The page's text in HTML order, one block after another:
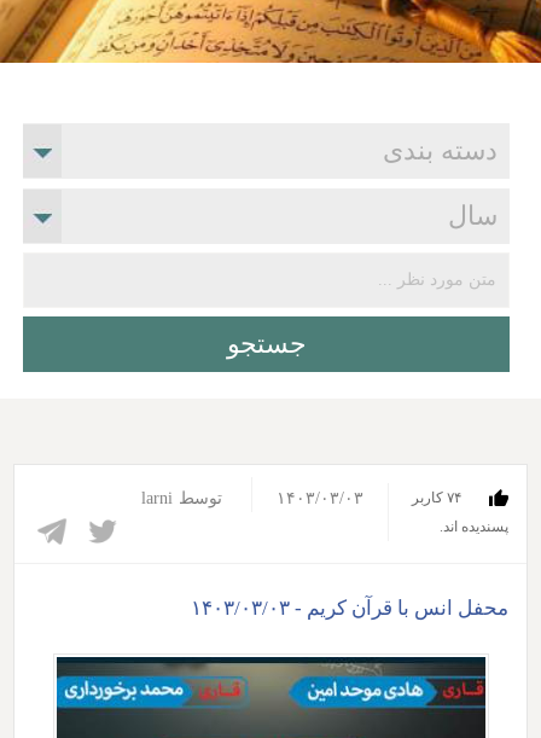
۷۴ کاربر
پسندیده اند.‎
۱۴۰۳/۰۳/۰۳ توسط larni
محفل انس با قرآن کریم - ۱۴۰۳/۰۳/۰۳